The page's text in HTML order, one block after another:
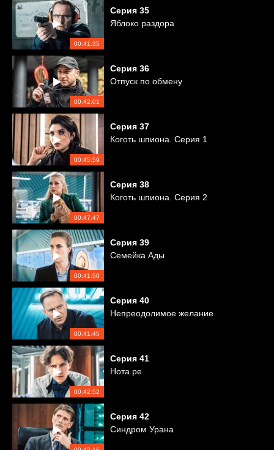
00:41:35
Серия 35
Яблоко раздора
00:42:01
Серия 36
Отпуск по обмену
00:45:59
Серия 37
Коготь шпиона. Серия 1
00:47:47
Серия 38
Коготь шпиона. Серия 2
00:41:50
Серия 39
Семейка Ады
00:41:45
Серия 40
Непреодолимое желание
00:42:52
Серия 41
Нота ре
Серия 42
Синдром Урана